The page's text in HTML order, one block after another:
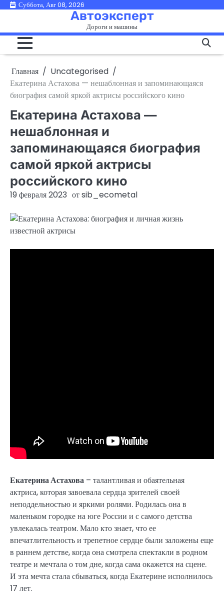
ПерейтиСуббота, Авг 08, 2026
Автоэксперт
Дороги и машины
Главная
Uncategorised
Екатерина Астахова — нешаблонная и запоминающаяся
биография самой яркой актрисы российского кино
Екатерина Астахова —
нешаблонная и
запоминающаяся биография
самой яркой актрисы
российского кино
19 февраля 2023 отsib_ecometal
Екатерина Астахова – талантливая и обаятельная
актриса, которая завоевала сердца зрителей своей
неподдельностью и яркими ролями. Родилась она в
маленьком городке на юге России и с самого детства
увлекалась театром. Мало кто знает, что ее
впечатлительность и трепетное сердце были заложены еще
в раннем детстве, когда она смотрела спектакли в родном
театре и мечтала о том дне, когда сама окажется на сцене.
И эта мечта стала сбываться, когда Екатерине исполнилось
17 лет.